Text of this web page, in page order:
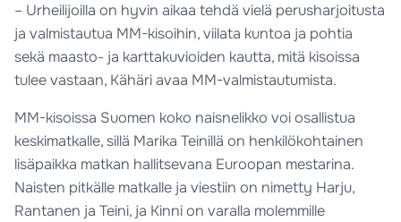
– Urheilijoilla on hyvin aikaa tehdä vielä perusharjoitusta
ja valmistautua MM-kisoihin, viilata kuntoa ja pohtia
sekä maasto- ja karttakuvioiden kautta, mitä kisoissa
tulee vastaan, Kähäri avaa MM-valmistautumista.
MM-kisoissa Suomen koko naisnelikko voi osallistua
keskimatkalle, sillä Marika Teinillä on henkilökohtainen
lisäpaikka matkan hallitsevana Euroopan mestarina.
Naisten pitkälle matkalle ja viestiin on nimetty Harju,
Rantanen ja Teini, ja Kinni on varalla molemmille